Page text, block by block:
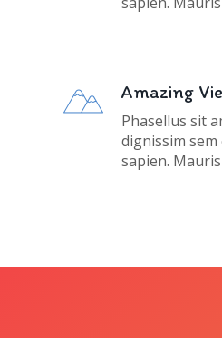
Amazing
Phasellus sit
dignissim
sapien.